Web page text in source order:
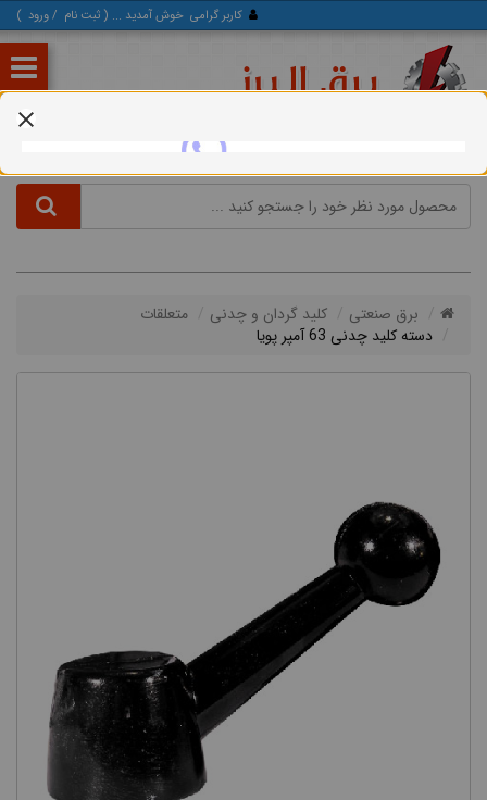
کاربر گرامی خوش آمدید ... ( ثبت‌ نام /ورود )
برق صنعتی کلید گردان و چدنی
متعلقات
دسته کلید چدنی 63 آمپر پویا